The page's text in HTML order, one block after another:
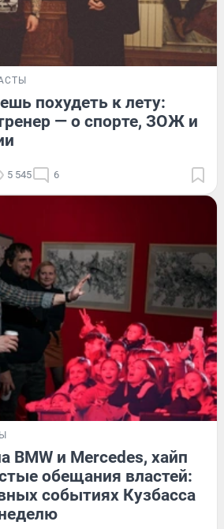
похудеть к лету:
— о спорте, ЗОЖ и
5 545 6
BMW и Mercedes, хайп
обещания властей:
событиях Кузбасса